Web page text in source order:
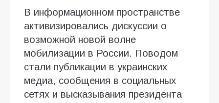
В информационном пространстве
активизировались дискуссии о
возможной новой волне
мобилизации в России. Поводом
стали публикации в украинских
медиа, сообщения в социальных
сетях и высказывания президента